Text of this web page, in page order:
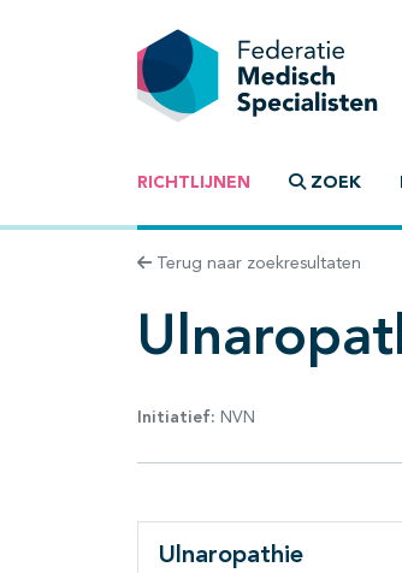
RICHTLIJNEN ZOEK
Terug naar zoekresultaten
Initiatief: NVN
Ulnaropathie